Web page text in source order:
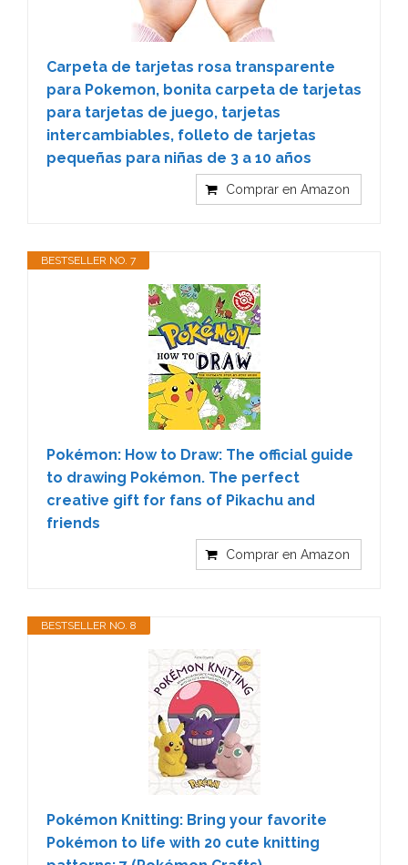
Carpeta de tarjetas rosa transparente
para Pokemon, bonita carpeta de tarjetas
para tarjetas de juego, tarjetas
intercambiables, folleto de tarjetas
pequeñas para niñas de 3 a 10 años
Comprar en Amazon
BESTSELLER NO. 7
Pokémon: How to Draw: The official guide
to drawing Pokémon. The perfect
creative gift for fans of Pikachu and
friends
Comprar en Amazon
BESTSELLER NO. 8
Pokémon Knitting: Bring your favorite
Pokémon to life with 20 cute knitting